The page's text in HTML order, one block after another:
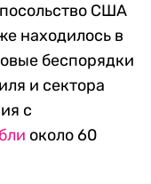
посольство США
находилось в
беспорядки
и сектора
с
около 60